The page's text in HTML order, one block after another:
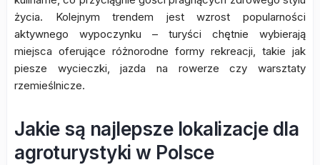
życia. Kolejnym trendem jest wzrost popularności
aktywnego wypoczynku – turyści chętnie wybierają
miejsca oferujące różnorodne formy rekreacji, takie jak
piesze wycieczki, jazda na rowerze czy warsztaty
rzemieślnicze.
Jakie są najlepsze lokalizacje dla
agroturystyki w Polsce